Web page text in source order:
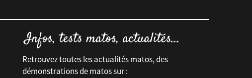
Retrouvez toutes les actualités matos, des
démonstrations de matos sur :